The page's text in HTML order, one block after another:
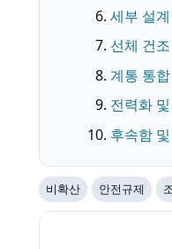
세부 설
선체 건
계통 통
전력화
후속함
비확산 안전규제